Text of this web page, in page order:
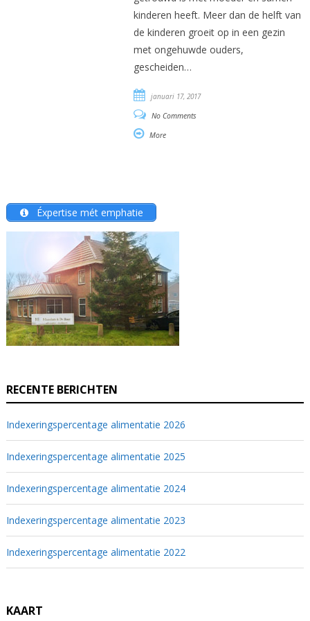
kinderen heeft. Meer dan de helft van
de kinderen groeit op in een gezin
met ongehuwde ouders,
gescheiden…
januari 17, 2017
No Comments
More
Éxpertise mét emphatie
RECENTE BERICHTEN
Indexeringspercentage alimentatie 2026
Indexeringspercentage alimentatie 2025
Indexeringspercentage alimentatie 2024
Indexeringspercentage alimentatie 2023
Indexeringspercentage alimentatie 2022
KAART